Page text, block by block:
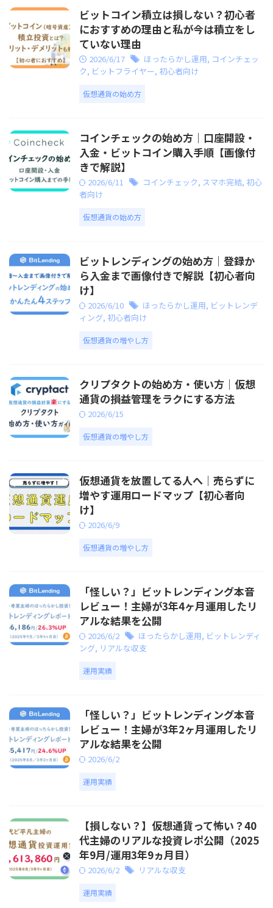
ビットコイン積立は損しない？初心者
におすすめの理由と私が今は積立をし
ていない理由
2026/6/17 ほったらかし運用, コインチェッ
ク, ビットフライヤー, 初心者向け
仮想通貨の始め方
コインチェックの始め方｜口座開設・
入金・ビットコイン購入手順【画像付
きで解説】
2026/6/11 コインチェック, スマホ完結, 初心
者向け
仮想通貨の始め方
ビットレンディングの始め方｜登録か
ら入金まで画像付きで解説【初心者向
け】
2026/6/10 ほったらかし運用, ビットレンデ
ィング, 初心者向け
仮想通貨の増やし方
クリプタクトの始め方・使い方｜仮想
通貨の損益管理をラクにする方法
2026/6/15
仮想通貨の増やし方
仮想通貨を放置してる人へ｜売らずに
増やす運用ロードマップ【初心者向
け】
2026/6/9
仮想通貨の増やし方
「怪しい？」ビットレンディング本音
レビュー！主婦が3年4ヶ月運用したリ
アルな結果を公開
2026/6/2 ほったらかし運用, ビットレンディ
ング, リアルな収支
運用実績
「怪しい？」ビットレンディング本音
レビュー！主婦が3年2ヶ月運用したリ
アルな結果を公開
2026/6/2
運用実績
【損しない？】仮想通貨って怖い？40
代主婦のリアルな投資レポ公開（2025
年9月/運用3年9ヵ月目）
2026/6/2 リアルな収支
運用実績